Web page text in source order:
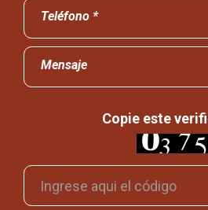
Teléfono *
Mensaje
Copie este